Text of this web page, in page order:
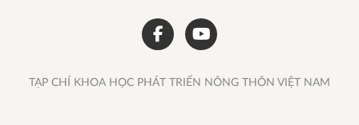
TẠP CHÍ KHOA HỌC PHÁT TRIỂN NÔNG THÔN VIỆT NAM